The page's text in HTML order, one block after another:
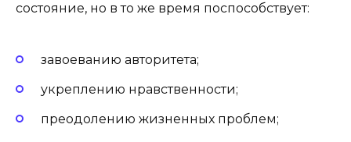
состояние, но в то же время поспособствует:
завоеванию авторитета;
укреплению нравственности;
преодолению жизненных проблем;